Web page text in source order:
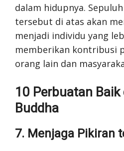
dalam hidupnya.
tersebut di atas akan
menjadi individu yang
memberikan kontribusi
orang lain dan
10 Perbuatan
Buddha
7. Menjaga Pikiran